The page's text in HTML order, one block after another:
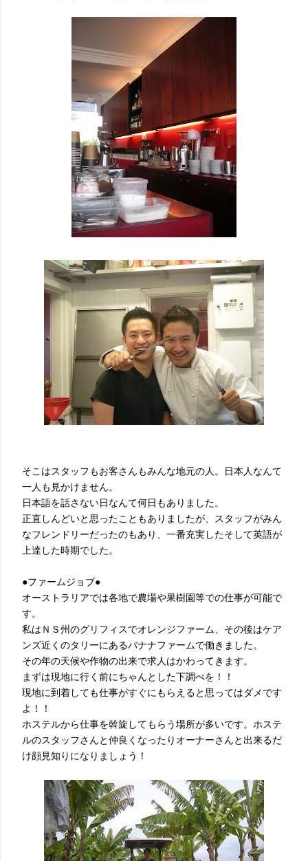
そこはスタッフもお客さんもみんな地元の人。日本人なんて
一人も見かけません。
日本語を話さない日なんて何日もありました。
正直しんどいと思ったこともありましたが、スタッフがみん
なフレンドリーだったのもあり、一番充実したそして英語が
上達した時期でした。
●ファームジョブ●
オーストラリアでは各地で農場や果樹園等での仕事が可能で
す。
私はＮＳ州のグリフィスでオレンジファーム、その後はケア
ンズ近くのタリーにあるバナナファームで働きました。
その年の天候や作物の出来で求人はかわってきます。
まずは現地に行く前にちゃんとした下調べを！！
現地に到着しても仕事がすぐにもらえると思ってはダメです
よ！！
ホステルから仕事を斡旋してもらう場所が多いです。ホステ
ルのスタッフさんと仲良くなったりオーナーさんと出来るだ
け顔見知りになりましょう！